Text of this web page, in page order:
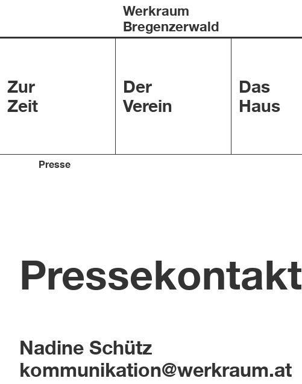
Werkraum
Bregenzerwald
Zur
Zeit
Der
Verein
Das
Haus
Presse
Pressekontakt
Nadine Schütz
kommunikation@werkraum.at